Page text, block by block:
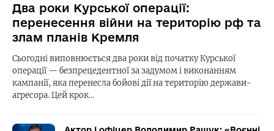
Два роки Курської операції:
перенесення війни на територію рф та
злам планів Кремля
Сьогодні виповнюється два роки від початку Курської
операції — безпрецедентної за задумом і виконанням
кампанії, яка перенесла бойові дії на територію держави-
агресора. Цей крок…